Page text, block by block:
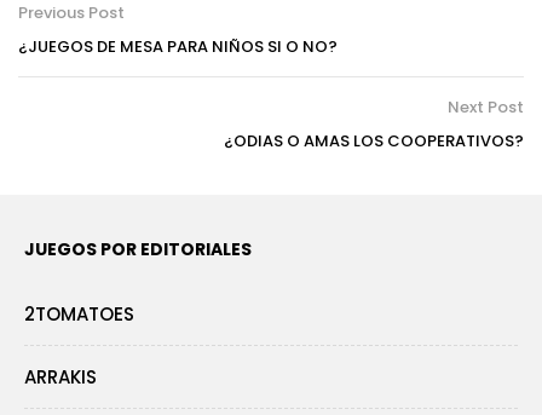
Previous Post
¿JUEGOS DE MESA PARA NIÑOS SI O NO?
Next Post
¿ODIAS O AMAS LOS COOPERATIVOS?
JUEGOS POR EDITORIALES
2TOMATOES
ARRAKIS